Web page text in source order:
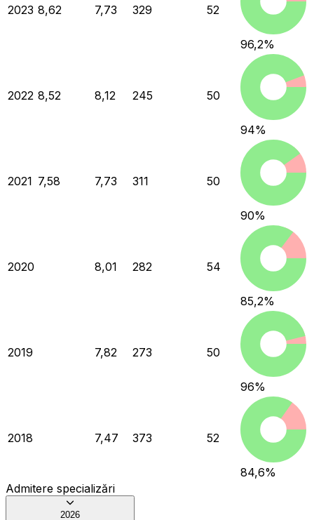
2023 8,62 7,73 329 52
96,2%
2022 8,52 8,12 245 50
94%
2021 7,58 7,73 311 50
90%
2020 8,01 282 54
85,2%
2019 7,82 273 50
96%
2018 7,47 373 52
84,6%
Admitere specializări
2026